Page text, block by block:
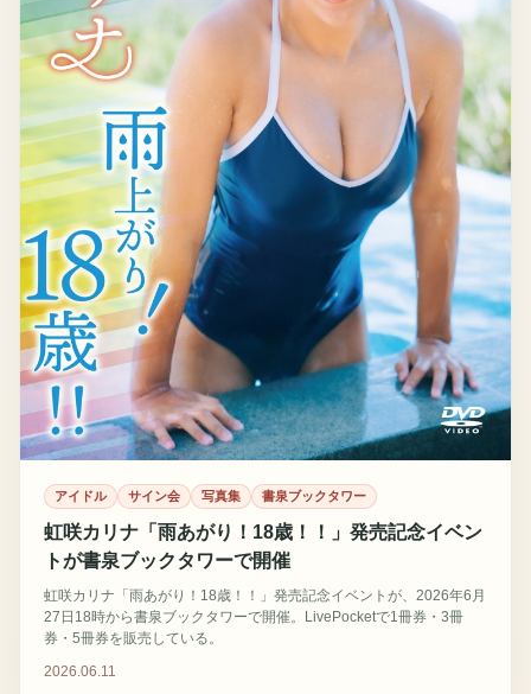
アイドル サイン会 写真集 書泉ブックタワー
虹咲カリナ「雨あがり！18歳！！」発売記念イベン
トが書泉ブックタワーで開催
虹咲カリナ「雨あがり！18歳！！」発売記念イベントが、2026年6月
27日18時から書泉ブックタワーで開催。LivePocketで1冊券・3冊
券・5冊券を販売している。
2026.06.11